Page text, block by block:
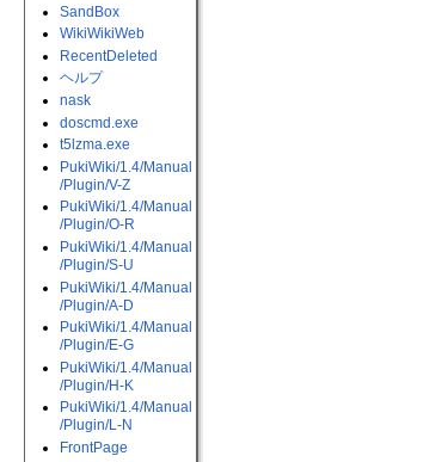
SandBox
WikiWikiWeb
RecentDeleted
ヘルプ
nask
doscmd.exe
t5lzma.exe
PukiWiki​/1.4​/Manual​
/Plugin​/V-Z
PukiWiki​/1.4​/Manual​
/Plugin​/O-R
PukiWiki​/1.4​/Manual​
/Plugin​/S-U
PukiWiki​/1.4​/Manual​
/Plugin​/A-D
PukiWiki​/1.4​/Manual​
/Plugin​/E-G
PukiWiki​/1.4​/Manual​
/Plugin​/H-K
PukiWiki​/1.4​/Manual​
/Plugin​/L-N
FrontPage